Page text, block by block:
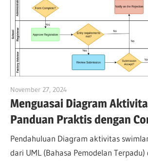
November 27, 2024
Menguasai Diagram
Panduan Praktis dengan
Pendahuluan Diagram aktivitas
dari UML (Bahasa Pemodelan